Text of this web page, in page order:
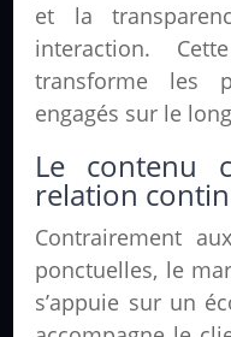
et la
interaction.
transforme les
engagés sur le
Le contenu
relation
Contrairement
ponctuelles, le
s’appuie sur un